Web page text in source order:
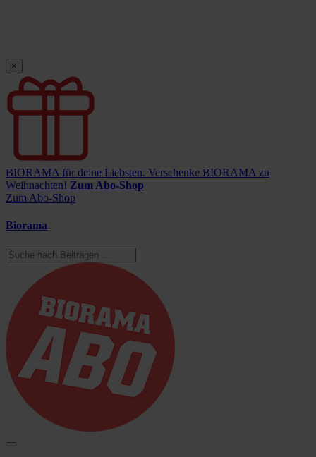
×
BIORAMA für deine Liebsten. Verschenke BIORAMA zu
Weihnachten! Zum Abo-Shop
Zum Abo-Shop
Biorama